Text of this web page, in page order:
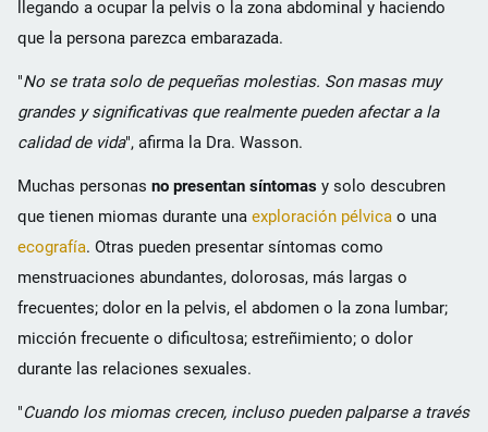
llegando a ocupar la pelvis o la zona abdominal y haciendo
que la persona parezca embarazada.
"No se trata solo de pequeñas molestias. Son masas muy
grandes y significativas que realmente pueden afectar a la
calidad de vida", afirma la Dra. Wasson.
Muchas personas no presentan síntomas y solo descubren
que tienen miomas durante una exploración pélvica o una
ecografía. Otras pueden presentar síntomas como
menstruaciones abundantes, dolorosas, más largas o
frecuentes; dolor en la pelvis, el abdomen o la zona lumbar;
micción frecuente o dificultosa; estreñimiento; o dolor
durante las relaciones sexuales.
"Cuando los miomas crecen, incluso pueden palparse a través